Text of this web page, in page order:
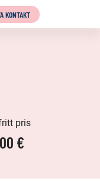
KONTAKT
pris
€